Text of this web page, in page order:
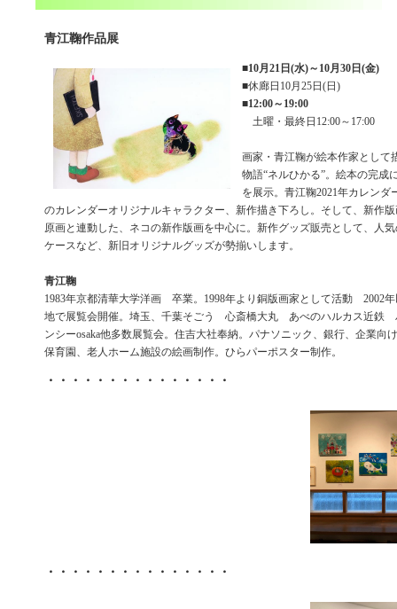
青江鞠作品展
■10月21日(水)～10月30日(金)
■休廊日10月25日(日)
■12:00～19:00
土曜・最終日12:00～17:00
画家・青江鞠が絵本作家として
物語“ネルひかる”。絵本の完成
を展示。青江鞠2021年カレンダ
のカレンダーオリジナルキャラクター、新作描き下ろし。そして、新作
原画と連動した、ネコの新作版画を中心に。新作グッズ販売として、人
ケースなど、新旧オリジナルグッズが勢揃いします。
青江鞠
1983年京都清華大学洋画 卒業。1998年より銅版画家として活動 2002
地で展覧会開催。埼玉、千葉そごう 心斎橋大丸 あべのハルカス近鉄
ンシーosaka他多数展覧会。住吉大社奉納。パナソニック、銀行、企業
保育園、老人ホーム施設の絵画制作。ひらパーポスター制作。
・・・・・・・・・・・・・・・
・・・・・・・・・・・・・・・